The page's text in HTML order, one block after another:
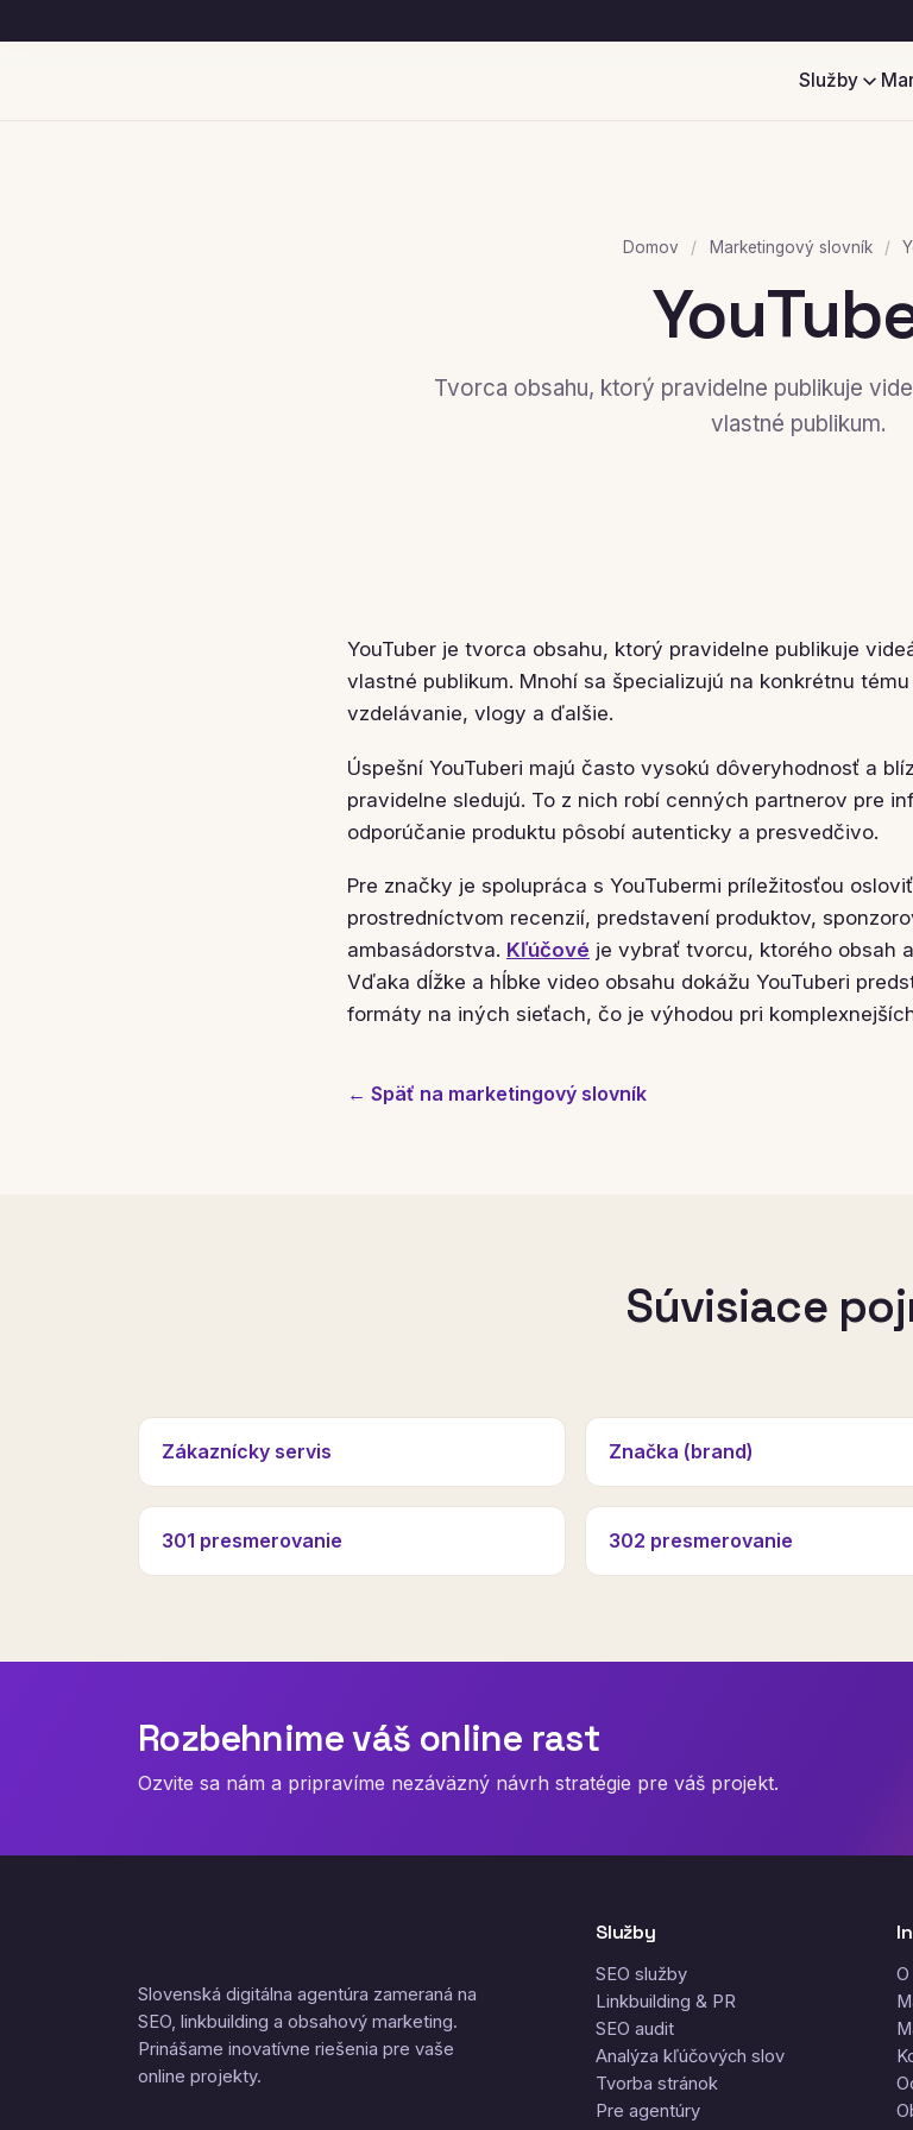
Služby
Domov / Marketingový slovník /
Tvorca obsahu, ktorý pravidelne publikuje
vlastné publikum.
YouTuber je tvorca obsahu, ktorý pravidelne publikuje
vlastné publikum. Mnohí sa špecializujú na konkrétnu
vzdelávanie, vlogy a ďalšie.
Úspešní YouTuberi majú často vysokú dôveryhodnosť a
pravidelne sledujú. To z nich robí cenných partnerov pre
odporúčanie produktu pôsobí autenticky a presvedčivo.
Pre značky je spolupráca s YouTubermi príležitosťou
prostredníctvom recenzií, predstavení produktov,
ambasádorstva. Kľúčové je vybrať tvorcu, ktorého obsah
Vďaka dĺžke a hĺbke video obsahu dokážu YouTuberi
formáty na iných sieťach, čo je výhodou pri
← Späť na marketingový slovník
Súvisiace
Zákaznícky servis Značka (brand)
301 presmerovanie 302 presmerovanie
Rozbehnime váš online rast
Ozvite sa nám a pripravíme nezáväzný návrh stratégie pre váš projekt.
Slovenská digitálna agentúra zameraná na
SEO, linkbuilding a obsahový marketing.
Prinášame inovatívne riešenia pre vaše
online projekty.
Služby
SEO služby
Linkbuilding & PR
SEO audit
Analýza kľúčových slov
Tvorba stránok
Pre agentúry